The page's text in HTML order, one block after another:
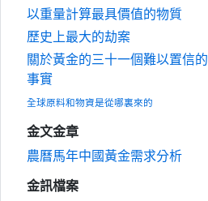
以重量計算最具價值的物質
歷史上最大的劫案
關於黃金的三十一個難以置信的
事實
全球原料和物資是從哪裏來的
金文金章
農曆馬年中國黃金需求分析
金訊檔案